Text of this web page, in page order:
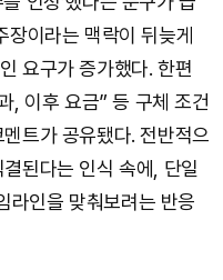
이라는 맥락이 뒤늦게
요구가 증가했다. 한편
, 이후 요금” 등 구체 조건
트가 공유됐다. 전반적으
된다는 인식 속에, 단일
라인을 맞춰보려는 반응